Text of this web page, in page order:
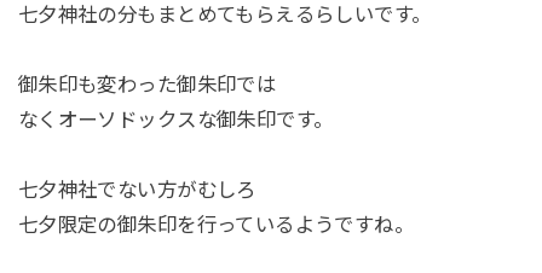
七夕神社の分もまとめてもらえるらしいです。
御朱印も変わった御朱印では
なくオーソドックスな御朱印です。
七夕神社でない方がむしろ
七夕限定の御朱印を行っているようですね。